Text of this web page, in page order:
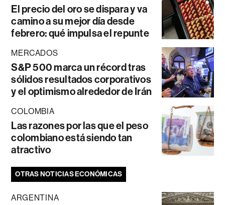
El precio del oro se dispara y va
camino a su mejor día desde
febrero: qué impulsa el repunte
MERCADOS
S&P 500 marca un récord tras
sólidos resultados corporativos
y el optimismo alrededor de Irán
COLOMBIA
Las razones por las que el peso
colombiano está siendo tan
atractivo
OTRAS NOTICIAS ECONÓMICAS
ARGENTINA